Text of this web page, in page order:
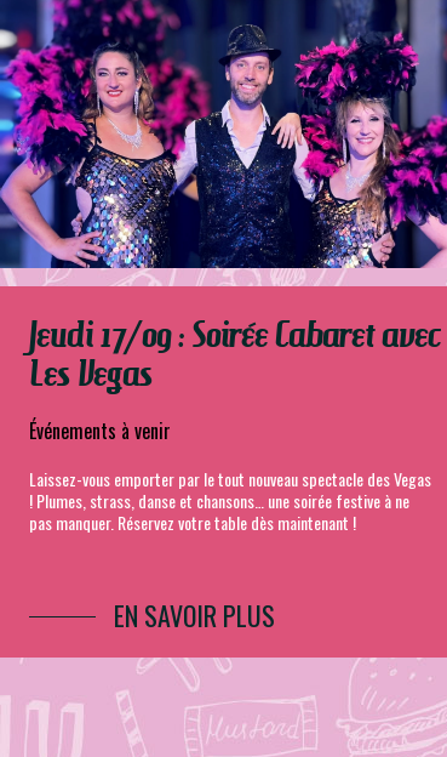
Jeudi 17/09 : Soirée Cabaret avec
Les Vegas
Événements à venir
Laissez-vous emporter par le tout nouveau spectacle des Vegas
! Plumes, strass, danse et chansons… une soirée festive à ne
pas manquer. Réservez votre table dès maintenant !
EN SAVOIR PLUS